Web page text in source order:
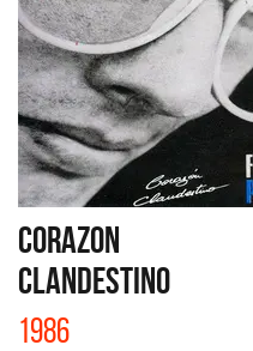
CORAZON
CLANDESTINO
1986